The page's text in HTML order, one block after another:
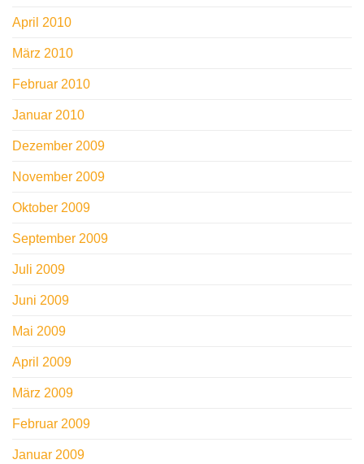
April 2010
März 2010
Februar 2010
Januar 2010
Dezember 2009
November 2009
Oktober 2009
September 2009
Juli 2009
Juni 2009
Mai 2009
April 2009
März 2009
Februar 2009
Januar 2009